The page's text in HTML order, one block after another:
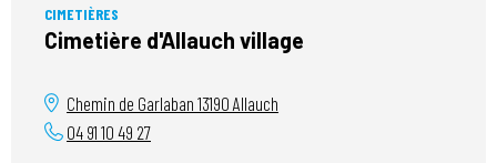
CIMETIÈRES
Cimetière d'Allauch village
Chemin de Garlaban 13190 Allauch
04 91 10 49 27